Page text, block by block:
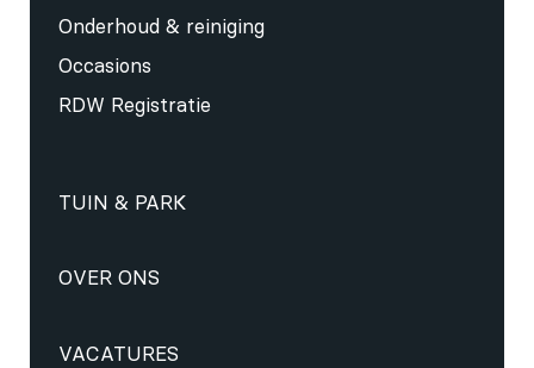
Onderhoud & reiniging
Occasions
RDW Registratie
TUIN & PARK
OVER ONS
VACATURES